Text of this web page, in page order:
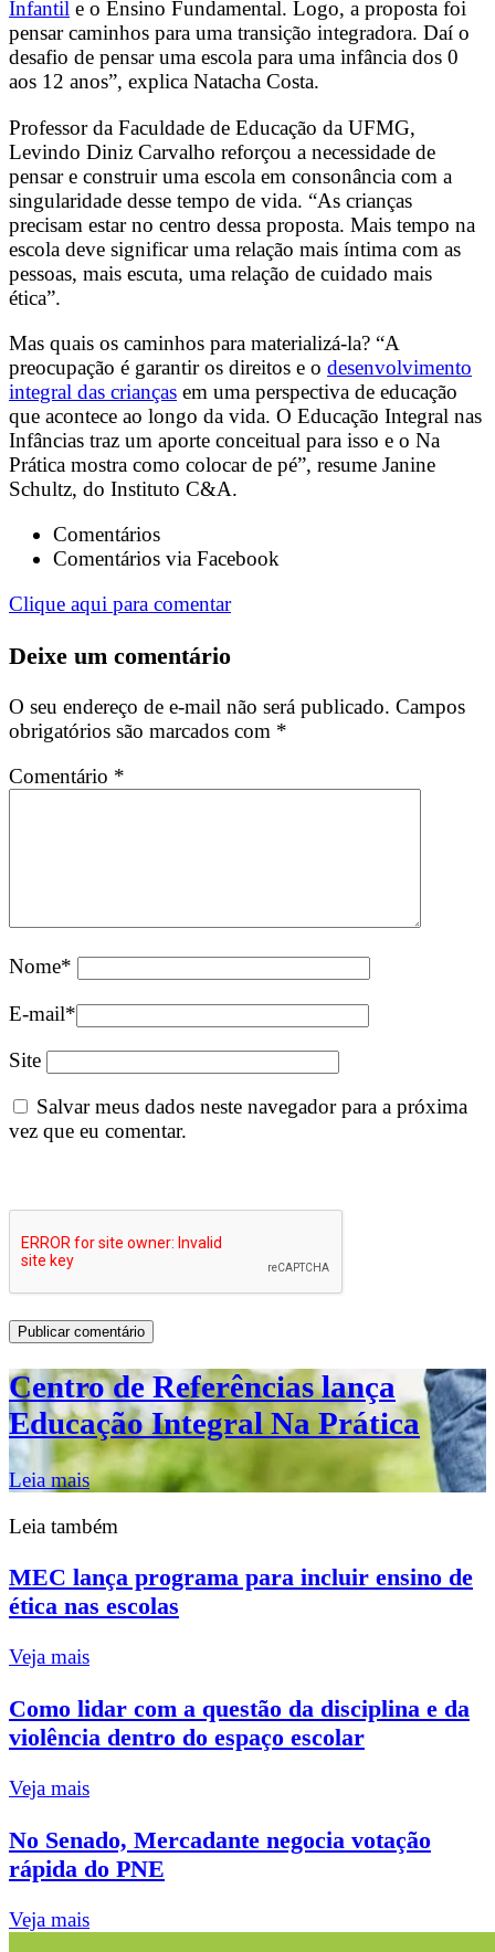
Infantil e o Ensino Fundamental. Logo, a proposta foi
pensar caminhos para uma transição integradora. Daí o
desafio de pensar uma escola para uma infância dos 0
aos 12 anos”, explica Natacha Costa.
Professor da Faculdade de Educação da UFMG,
Levindo Diniz Carvalho reforçou a necessidade de
pensar e construir uma escola em consonância com a
singularidade desse tempo de vida. “As crianças
precisam estar no centro dessa proposta. Mais tempo na
escola deve significar uma relação mais íntima com as
pessoas, mais escuta, uma relação de cuidado mais
ética”.
Mas quais os caminhos para materializá-la? “A
preocupação é garantir os direitos e o desenvolvimento
integral das crianças em uma perspectiva de educação
que acontece ao longo da vida. O Educação Integral nas
Infâncias traz um aporte conceitual para isso e o Na
Prática mostra como colocar de pé”, resume Janine
Schultz, do Instituto C&A.
Comentários
Comentários via Facebook
Clique aqui para comentar
Deixe um comentário
O seu endereço de e-mail não será publicado. Campos
obrigatórios são marcados com *
Comentário *
Nome*
E-mail*
Site
Salvar meus dados neste navegador para a próxima
vez que eu comentar.
Centro de Referências lança
Educação Integral Na Prática
Leia mais
Leia também
MEC lança programa para incluir ensino de
ética nas escolas
Veja mais
Como lidar com a questão da disciplina e da
violência dentro do espaço escolar
Veja mais
No Senado, Mercadante negocia votação
rápida do PNE
Veja mais